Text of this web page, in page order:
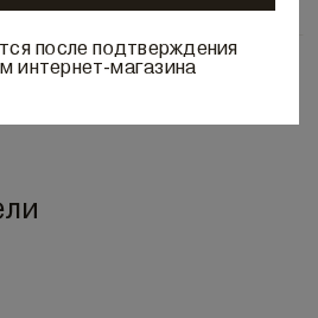
после подтверждения
интернет-магазина